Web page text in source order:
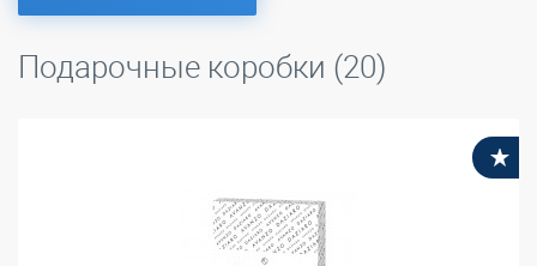
Подарочные коробки (20)